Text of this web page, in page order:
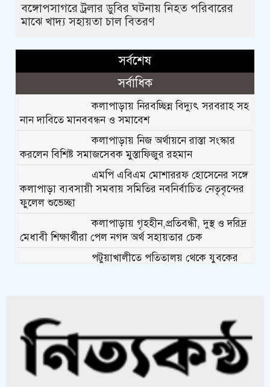
বঙ্গোপসাগরে ট্রলার ডুবির ঘটনায় নিহত পরিবারের
মাঝে খাদ্য সহায়তা চাল বিতরণ
সর্বশেষ
সর্বাধিক
কলাপাড়ায় নিরবচ্ছিন্ন বিদ্যুৎ সরবরাহ সহ
নান দাবিতে মানববন্ধন ও সমাবেশ
কলাপাড়ায় নিজ অর্থায়নে রাস্তা সংস্কার
করলেন বিশিষ্ট সমাজসেবক মুস্তাফিজুর রহমান
এমপি এবিএম মোশাররফ হোসেনের সঙ্গে
কলাপাড়া ব্যবসায়ী সমবায় সমিতির নবনির্বাচিত নেতৃবৃন্দের
ফুলেল শুভেচ্ছা
কলাপাড়ায় গৃহহীন,প্রতিবন্ধী, দুস্থ ও দরিদ্র
মেধাবী শিক্ষার্থীরা পেল নগদ অর্থ সহায়তার চেক
পটুয়াখালীতে পতিতালয় থেকে যুবকের
কলাপাড়ায় পাটাতন ভেঙ্গে পড়া সেই
মসজিদের সংস্কার কাজ শুরু